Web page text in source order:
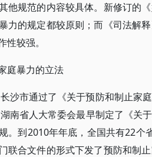
他规范的内容较具体。新修订的
力的规定都较原则；而《司法解
较强。
庭暴力的立法
沙市通过了《关于预防和制止家
南省人大常委会最早制定了《关
。到2010年年底，全国共有22
联合文件的形式下发了预防和制